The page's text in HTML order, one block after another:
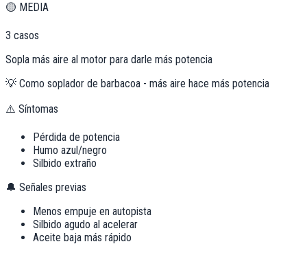
🟡 MEDIA
3 casos
Sopla más aire al motor para darle más potencia
💡 Como soplador de barbacoa - más aire hace más potencia
⚠️ Síntomas
Pérdida de potencia
Humo azul/negro
Silbido extraño
🔔 Señales previas
Menos empuje en autopista
Silbido agudo al acelerar
Aceite baja más rápido